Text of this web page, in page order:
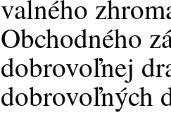
valného
Obchodného
dobrovoľnej
dobrovoľných